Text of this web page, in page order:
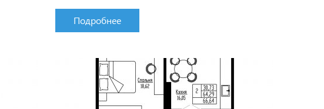
Подробнее